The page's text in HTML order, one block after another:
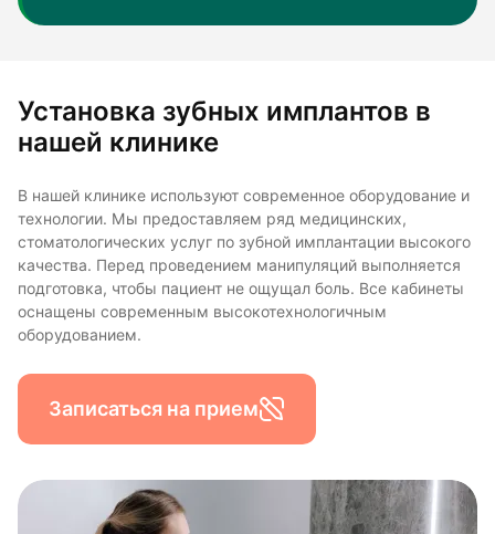
Установка зубных имплантов в
нашей клинике
В нашей клинике используют современное оборудование и
технологии. Мы предоставляем ряд медицинских,
стоматологических услуг по зубной имплантации высокого
качества. Перед проведением манипуляций выполняется
подготовка, чтобы пациент не ощущал боль. Все кабинеты
оснащены современным высокотехнологичным
оборудованием.
Записаться на прием